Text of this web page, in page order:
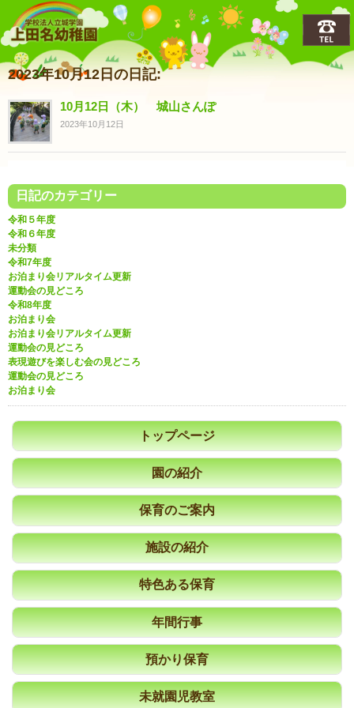
上田名(うえだな)幼稚園
2023年10月12日の日記:
10月12日（木） 城山さんぽ
2023年10月12日
日記のカテゴリー
令和５年度
令和６年度
未分類
令和7年度
お泊まり会リアルタイム更新
運動会の見どころ
令和8年度
お泊まり会
お泊まり会リアルタイム更新
運動会の見どころ
表現遊びを楽しむ会の見どころ
運動会の見どころ
お泊まり会
トップページ
園の紹介
保育のご案内
施設の紹介
特色ある保育
年間行事
預かり保育
未就園児教室